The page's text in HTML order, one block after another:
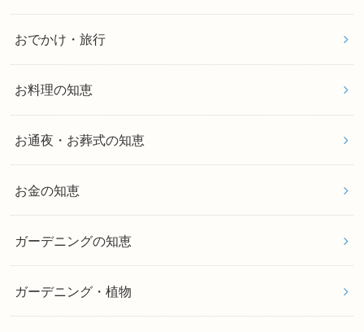
おでかけ・旅行
お料理の知恵
お通夜・お葬式の知恵
お金の知恵
ガーデニングの知恵
ガーデニング・植物